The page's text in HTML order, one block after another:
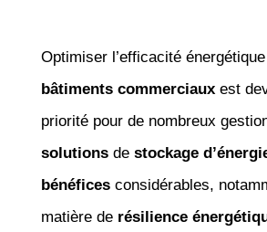
Optimiser l’efficacité
bâtiments commerciauxest
priorité pour de nombreux
solutionsde stockage
bénéficesconsidérables,
matière de résilience